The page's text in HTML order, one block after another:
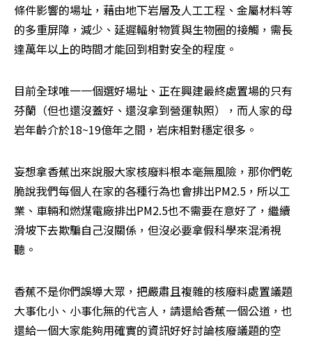
條件影響的場址，藉由地下岩層及人工工程、金屬材料等
的多重屏障，減少、延遲輻射物質與生物圈的接觸，需長
達萬年以上的時間才能回到相對安全的程度。
目前全球唯一一個選好場址、正在興建最終處置場的只有
芬蘭（但也還沒蓋好、還沒拿到營運執照），而人家的母
岩年齡介於18~19億年之間，岩床相對穩定很多。
妄想拿香蕉出來說服大家核廢料根本毫無風險，那你們乾
脆說我們每個人在家的各種行為也會排出PM2.5，所以工
業、車輛和燃煤電廠排出PM2.5也不需要在意好了，繼續
滑坡下去欺騙自己沒關係，但沒必要拿假科學來混淆視
聽。
香蕉不是你們誤導大眾，把嚴肅且複雜的核廢料處置議題
大事化小、小事化無的代言人，請還給香蕉一個公道，也
還給一個大家能夠用確實的資訊好好討論核廢議題的空